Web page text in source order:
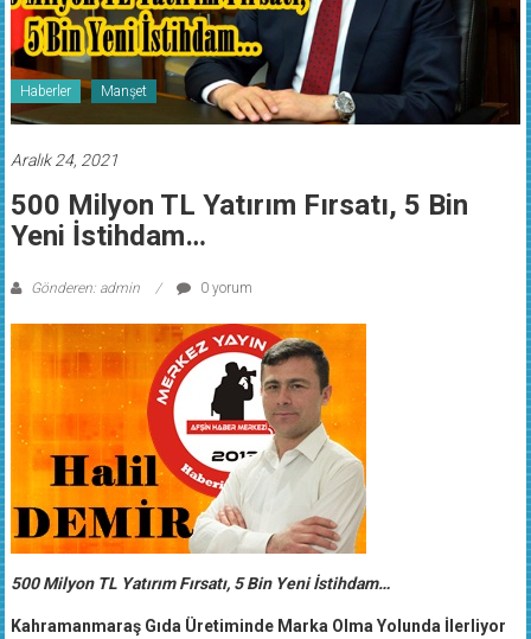
Haberler Manşet
Aralık 24, 2021
500 Milyon TL Yatırım Fırsatı, 5 Bin
Yeni İstihdam…
Gönderen: admin 0 yorum
500 Milyon TL Yatırım Fırsatı, 5 Bin Yeni İstihdam…
Kahramanmaraş Gıda Üretiminde Marka Olma Yolunda İlerliyor